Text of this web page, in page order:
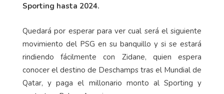
Sporting hasta 2024.
Quedará por esperar para ver cual será el siguiente
movimiento del PSG en su banquillo y si se estará
rindiendo fácilmente con Zidane, quien espera
conocer el destino de Deschamps tras el Mundial de
Qatar, y paga el millonario monto al Sporting y